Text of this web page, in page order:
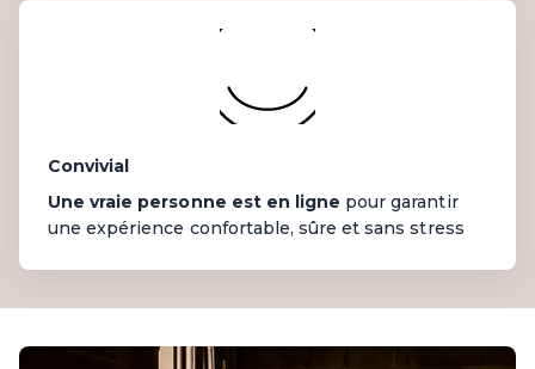
Convivial
Une vraie personne est en ligne pour garantir
une expérience confortable, sûre et sans stress